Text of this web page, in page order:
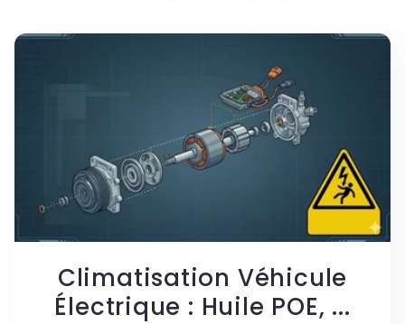
Climatisation Véhicule
Électrique : Huile POE, ...